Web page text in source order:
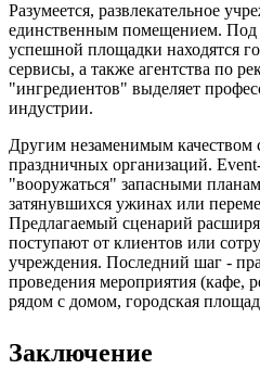
Разумеется, развлекательное
единственным помещением.
успешной площадки находятся
сервисы, а также агентства по
"ингредиентов" выделяет
индустрии.
Другим незаменимым качеством
праздничных организаций.
"вооружаться" запасными
затянувшихся ужинах или
Предлагаемый сценарий
поступают от клиентов или
учреждения. Последний шаг -
проведения мероприятия (кафе,
рядом с домом, городская
Заключение